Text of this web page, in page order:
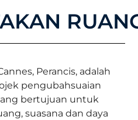
Perancis, adalah
pengubahsuaian
bertujuan untuk
suasana dan daya